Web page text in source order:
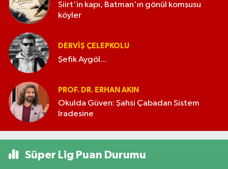
Siirt'in kapı, Batman'ın gönül komşusu
köyler
DERVIŞ ÇELEPKOLU
Şefik Aygöl...
PROF. DR. ERHAN AKIN
Okulda Güven: Şahsi Çabadan Sistem
İradesine
Süper Lig Puan Durumu